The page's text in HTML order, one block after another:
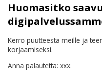
Huomasitko
Kerro puutteesta meille ja
korjaamiseksi.
Anna palautetta: xxx.